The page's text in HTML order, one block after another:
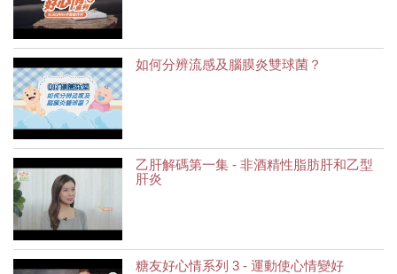
如何分辨流感及腦膜炎雙球菌？
乙肝解碼第一集 - 非酒精性脂肪肝和乙型
肝炎
糖友好心情系列 3 - 運動使心情變好